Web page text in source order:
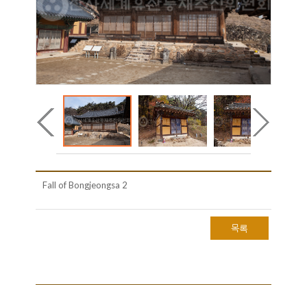
Fall of Bongjeongsa 2
목록